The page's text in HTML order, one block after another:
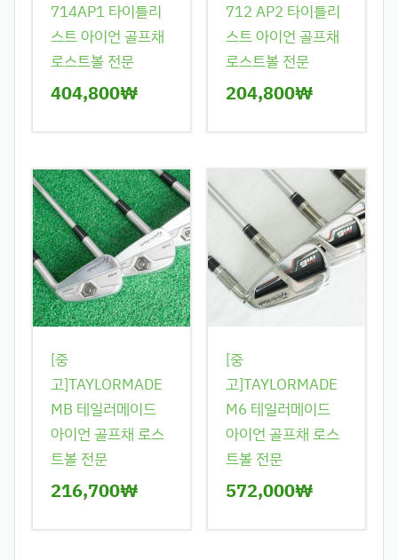
714AP1 타이틀리
스트 아이언 골프채
로스트볼 전문
404,800₩
712 AP2 타이틀리
스트 아이언 골프채
로스트볼 전문
204,800₩
[중
고]TAYLORMADE
MB 테일러메이드
아이언 골프채 로스
트볼 전문
216,700₩
[중
고]TAYLORMADE
M6 테일러메이드
아이언 골프채 로스
트볼 전문
572,000₩